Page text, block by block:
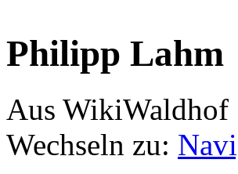
Philipp Lahm
Aus WikiWaldhof
Wechseln zu: